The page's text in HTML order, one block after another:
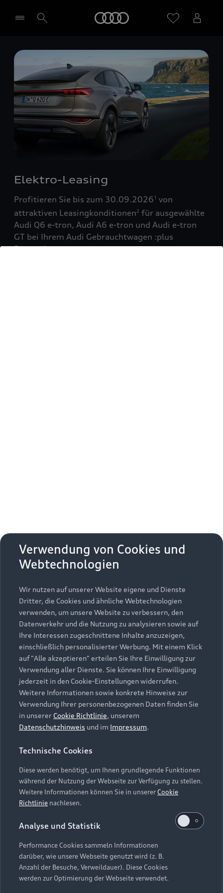
Händler wählen
Elektro-Leasing
Profitieren Sie bis zum 30.09.20261 von
attraktiven Leasingkonditionen2 für ausgewählte
Audi Q6 e-tron, Audi A6 e-tron und Audi e-tron
GT bei Ihrem Audi Gebrauchtwagen :plus
Partner!
Zurück nach oben
Modelle
Alle Modelle
Modelle vergleichen
Elektromodelle
Plug-in-Hybride
Kaufen & leasen
Neuwagensuche
Gebrauchtwagensuche
Gebrauchtwagen
Finanzierung
Aktionen & Angebote
Geschäftskunden
Service & Zubehör
Saisonale Angebote
Audi Services
Garantie
Audi digital services
myAudi
Support
Kundenservice
Händlersuche
Audi Code
Online-Terminvereinbarung
Servicekontakt
Vertrag widerrufen
Über Audi
Unternehmen
Karriere
Investor Relations
Presse & Media Center
Datenschutz
Audi erleben
Newsletter
Impressum Rechtliches
Hinweisgebersystem
Datenschutzinformation
Cookie-Einstellungen
Cookie-Richtlinie
Barrierefreiheit
Hinweis: Die aktuelle Darstellung und Anordnung der
Embleme am Fahrzeug bei allen Abbildungen auf dieser
Webseite kann abweichen.
Verwendung von Cookies und
Webtechnologien
Wir nutzen auf unserer Website eigene und Dienste
Dritter, die Cookies und ähnliche Webtechnologien
verwenden, um unsere Website zu verbessern, den
Datenverkehr und die Nutzung zu analysieren sowie auf
Ihre Interessen zugeschnittene Inhalte anzuzeigen,
einschließlich personalisierter Werbung. Mit einem Klick
auf "Alle akzeptieren" erteilen Sie Ihre Einwilligung zur
Verwendung aller Dienste. Sie können Ihre Einwilligung
jederzeit in den Cookie-Einstellungen widerrufen.
Weitere Informationen sowie konkrete Hinweise zur
Verwendung Ihrer personenbezogenen Daten finden Sie
in unserer Cookie Richtlinie, unserem
Datenschutzhinweis und im Impressum.
Technische Cookies
Diese werden benötigt, um Ihnen grundlegende Funktionen
während der Nutzung der Webseite zur Verfügung zu stellen.
Weitere Informationen können Sie in unsererCookie
Richtlinie nachlesen.
Analyse und Statistik
Performance Cookies sammeln Informationen
darüber, wie unsere Webseite genutzt wird (z. B.
Anzahl der Besuche, Verweildauer). Diese Cookies
werden zur Optimierung der Webseite verwendet.